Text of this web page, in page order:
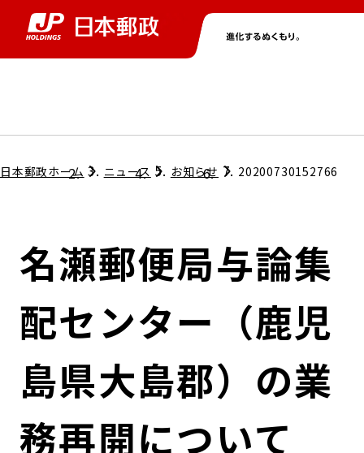
グループ情報トップ
コンプライアンス
ガバナンス
コンダクト向上の取組み
ローカル共創イニシアティブ
株主・投資家情報トップ
個人投資家のみなさまへ
株式情報
財務情報・IR資料
IRニュース
ニューストップ
サステナビリティトップ
担当役員メッセージ
サステナビリティマネジメント
持続可能な金融のフレームワーク
環境
採用情報トップ
日本郵政ホーム ニュース お知らせ 20200730152766
名瀬郵便局与論集
配センター（鹿児
島県大島郡）の業
務再開について